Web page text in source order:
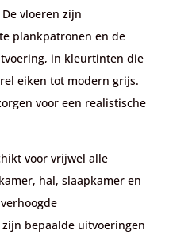
vloeren zijn
plankpatronen en de
in kleurtinten die
eiken tot modern grijs.
voor een realistische
voor vrijwel alle
hal, slaapkamer en
bepaalde uitvoeringen